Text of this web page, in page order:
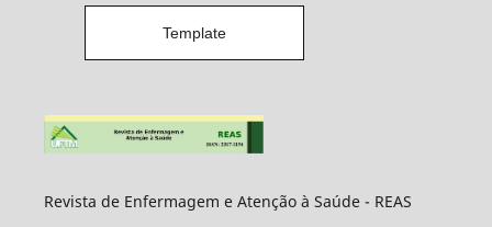
Template
Revista de Enfermagem e Atenção à Saúde - REAS